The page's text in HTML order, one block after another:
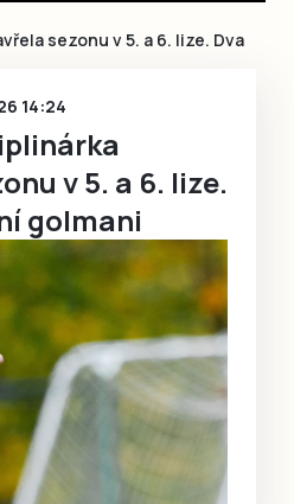
přes Facebook
chci se
sezonu v 5. a 6. lize. Dva
14:24
v 5. a 6. lize.
golmani